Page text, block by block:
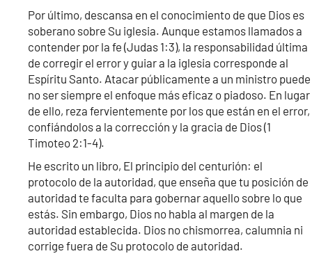
Por último, descansa en el conocimiento de que Dios es
soberano sobre Su iglesia. Aunque estamos llamados a
contender por la fe (Judas 1:3), la responsabilidad última
de corregir el error y guiar a la iglesia corresponde al
Espíritu Santo. Atacar públicamente a un ministro puede
no ser siempre el enfoque más eficaz o piadoso. En lugar
de ello, reza fervientemente por los que están en el error,
confiándolos a la corrección y la gracia de Dios (1
Timoteo 2:1-4).
He escrito un libro, El principio del centurión: el
protocolo de la autoridad, que enseña que tu posición de
autoridad te faculta para gobernar aquello sobre lo que
estás. Sin embargo, Dios no habla al margen de la
autoridad establecida. Dios no chismorrea, calumnia ni
corrige fuera de Su protocolo de autoridad.